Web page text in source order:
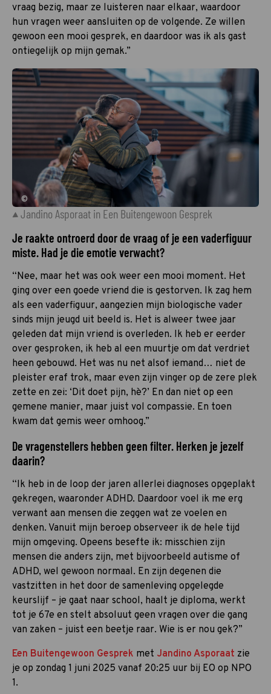
vraag bezig, maar ze luisteren naar elkaar, waardoor
hun vragen weer aansluiten op de volgende. Ze willen
gewoon een mooi gesprek, en daardoor was ik als gast
ontiegelijk op mijn gemak.”
©
Jandino Asporaat in Een Buitengewoon Gesprek
Je raakte ontroerd door de vraag of je een vaderfiguur
miste. Had je die emotie verwacht?
“Nee, maar het was ook weer een mooi moment. Het
ging over een goede vriend die is gestorven. Ik zag hem
als een vaderfiguur, aangezien mijn biologische vader
sinds mijn jeugd uit beeld is. Het is alweer twee jaar
geleden dat mijn vriend is overleden. Ik heb er eerder
over gesproken, ik heb al een muurtje om dat verdriet
heen gebouwd. Het was nu net alsof iemand… niet de
pleister eraf trok, maar even zijn vinger op de zere plek
zette en zei: ‘Dit doet pijn, hè?’ En dan niet op een
gemene manier, maar juist vol compassie. En toen
kwam dat gemis weer omhoog.”
De vragenstellers hebben geen filter. Herken je jezelf
daarin?
“Ik heb in de loop der jaren allerlei diagnoses opgeplakt
gekregen, waaronder ADHD. Daardoor voel ik me erg
verwant aan mensen die zeggen wat ze voelen en
denken. Vanuit mijn beroep observeer ik de hele tijd
mijn omgeving. Opeens besefte ik: misschien zijn
mensen die anders zijn, met bijvoorbeeld autisme of
ADHD, wel gewoon normaal. En zijn degenen die
vastzitten in het door de samenleving opgelegde
keurslijf – je gaat naar school, haalt je diploma, werkt
tot je 67e en stelt absoluut geen vragen over die gang
van zaken – juist een beetje raar. Wie is er nou gek?”
Een Buitengewoon Gesprek met Jandino Asporaat zie
je op zondag 1 juni 2025 vanaf 20:25 uur bij EO op NPO
1.